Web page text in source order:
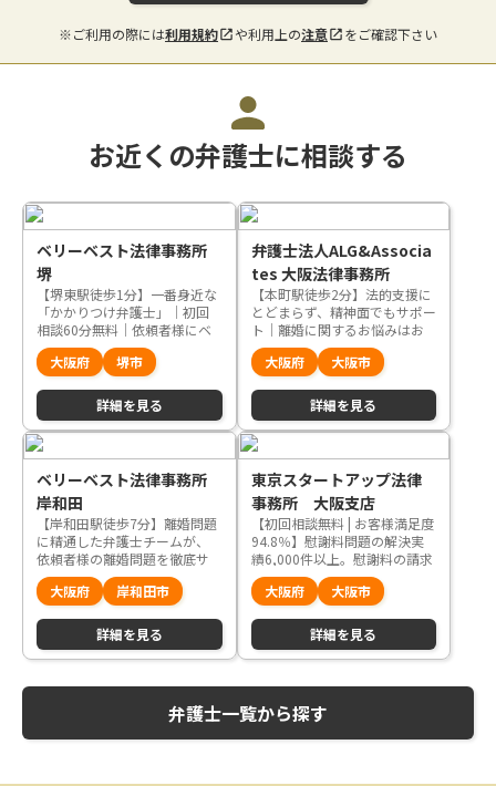
※ご利用の際には利用規約 や利用上の注意 をご確認下さい
お近くの弁護士に相談する
ベリーベスト法律事務所
堺
【堺東駅徒歩1分】一番身近な
「かかりつけ弁護士」｜初回
相談60分無料｜依頼者様にベ
リーベストなご提案
大阪府 堺市
詳細を見る
弁護士法人ALG&Associa
tes 大阪法律事務所
【本町駅徒歩2分】法的支援に
とどまらず、精神面でもサポー
ト｜離婚に関するお悩みはお
任せください
大阪府 大阪市
詳細を見る
ベリーベスト法律事務所
岸和田
【岸和田駅徒歩7分】離婚問題
に精通した弁護士チームが、
依頼者様の離婚問題を徹底サ
ポートいたします
大阪府 岸和田市
詳細を見る
東京スタートアップ法律
事務所 大阪支店
【初回相談無料 | お客様満足度
94.8％】慰謝料問題の解決実
績6,000件以上。慰謝料の請求
や、減額交渉でお悩みの方
は、当事務所まで
大阪府 大阪市
詳細を見る
弁護士一覧から探す